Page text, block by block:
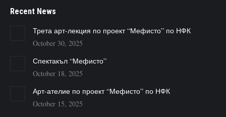
Recent News
Трета арт-лекция по проект “Мефисто” по НФК
October 30, 2025
Спектакъл “Мефисто”
October 18, 2025
Арт-ателие по проект “Мефисто” по НФК
October 15, 2025